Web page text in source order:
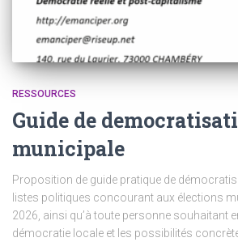
RESSOURCES
Guide de
municipale
Proposition de guide pratique de
listes politiques concourant aux élections
2026, ainsi qu’à toute personne souhaitant
démocratie locale et les possibilités